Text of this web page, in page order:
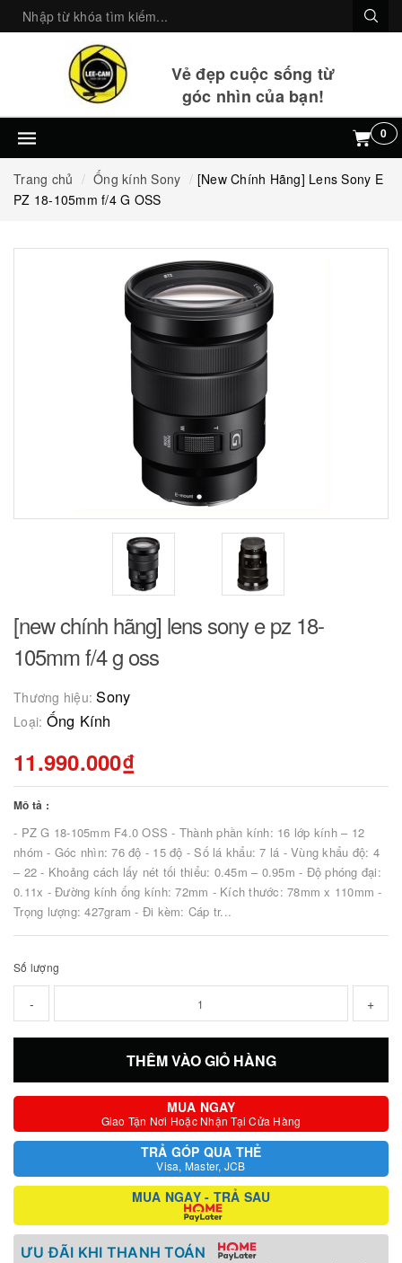
Vẻ đẹp cuộc sống từ
góc nhìn của bạn!
0
Trang chủ Ống kính Sony
[New Chính Hãng] Lens Sony E
PZ 18-105mm f/4 G OSS
[new chính hãng] lens sony e pz 18-
105mm f/4 g oss
Thương hiệu:Sony
Loại: Ống Kính
11.990.000₫
Mô tả :
- PZ G 18-105mm F4.0 OSS - Thành phần kính: 16 lớp kính – 12
nhóm - Góc nhìn: 76 độ - 15 độ - Số lá khẩu: 7 lá - Vùng khẩu độ: 4
– 22 - Khoảng cách lấy nét tối thiểu: 0.45m – 0.95m - Độ phóng đại:
0.11x - Đường kính ống kính: 72mm - Kích thước: 78mm x 110mm -
Trọng lượng: 427gram - Đi kèm: Cáp tr...
Số lượng
- +
THÊM VÀO GIỎ HÀNG
MUA NGAY
Giao Tận Nơi Hoặc Nhận Tại Cửa Hàng
TRẢ GÓP QUA THẺ
Visa, Master, JCB
MUA NGAY - TRẢ SAU
ƯU ĐÃI KHI THANH TOÁN